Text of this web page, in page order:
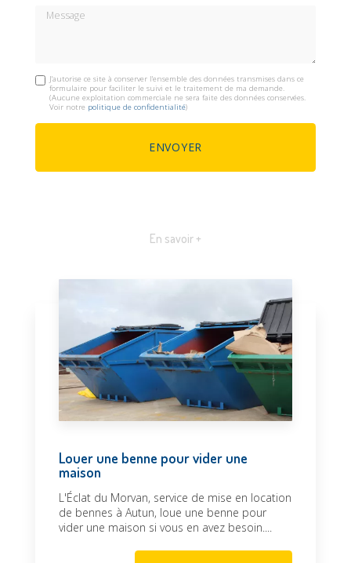
Message
J'autorise ce site à conserver l'ensemble des données transmises dans ce
formulaire pour faciliter le suivi et le traitement de ma demande.
(Aucune exploitation commerciale ne sera faite des données conservées.
Voir notre politique de confidentialité)
En savoir +
Louer une benne pour vider une
maison
L'Éclat du Morvan, service de mise en location
de bennes à Autun, loue une benne pour
vider une maison si vous en avez besoin....